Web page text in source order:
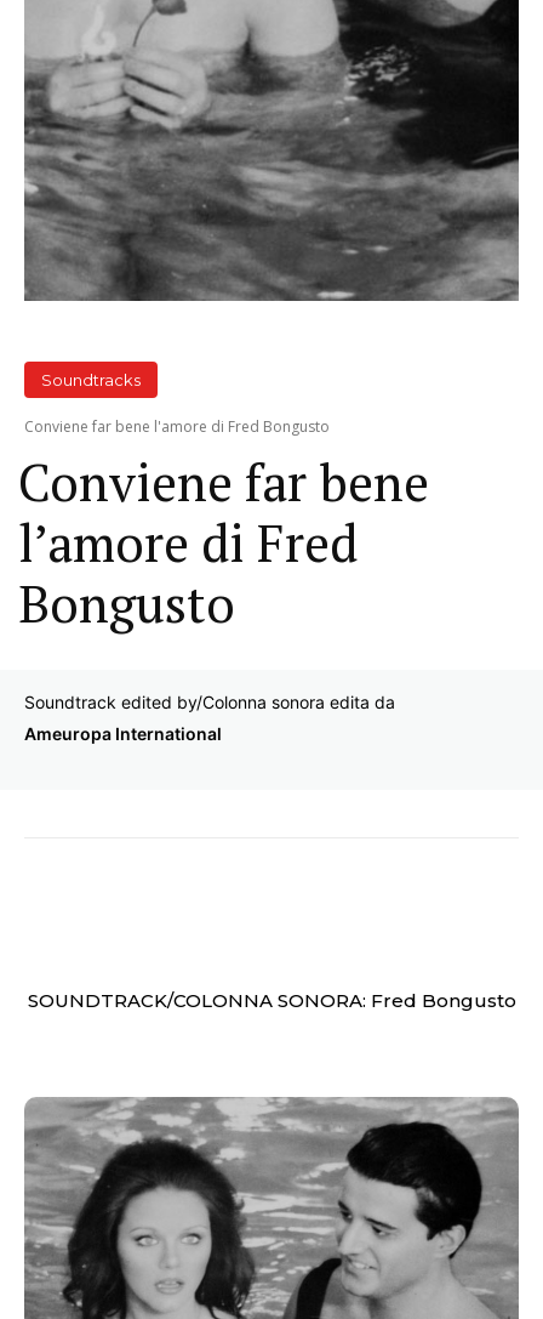
Soundtracks
Conviene far bene l'amore di Fred Bongusto
Conviene far bene
l’amore di Fred
Bongusto
Soundtrack edited by/Colonna sonora edita da
Ameuropa International
SOUNDTRACK/COLONNA SONORA: Fred Bongusto